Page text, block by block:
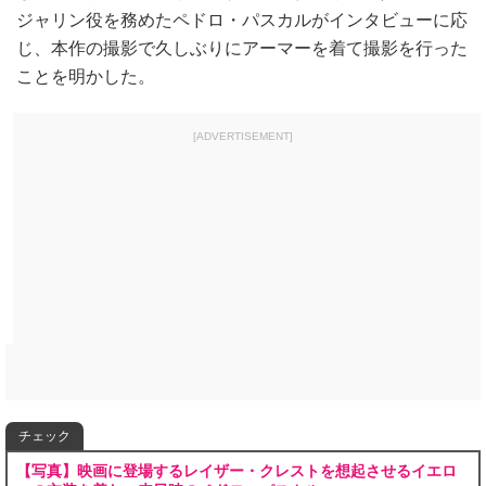
ジャリン役を務めたペドロ・パスカルがインタビューに応
じ、本作の撮影で久しぶりにアーマーを着て撮影を行った
ことを明かした。
[ADVERTISEMENT]
チェック
【写真】映画に登場するレイザー・クレストを想起させるイエロ